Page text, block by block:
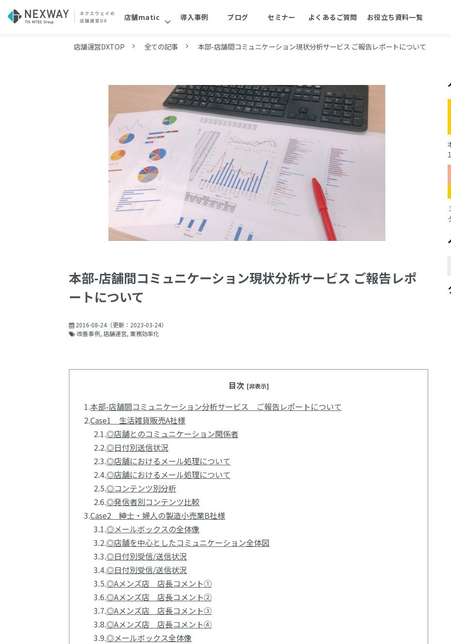
店舗matic 導入事例 ブログ セミナー よくあるご質問 お役立ち資料一覧
店舗運営DXTOP 全ての記事 本部-店舗間コミュニケーション現状分析サービス ご報告レポートについて
本部-店舗間コミュニケーション現状分析サービス ご報告レポ
ートについて
2016-08-24 （更新： 2023-03-24）
改善事例 店舗運営 業務効率化
目次 [非表示]
1.本部-店舗間コミュニケーション分析サービス ご報告レポートについて
2.Case1 生活雑貨販売A社様
2.1.◎店舗とのコミュニケーション関係者
2.2.◎日付別送信状況
2.3.◎店舗におけるメール処理について
2.4.◎店舗におけるメール処理について
2.5.◎コンテンツ別分析
2.6.◎発信者別コンテンツ比較
3.Case2 紳士・婦人の製造小売業B社様
3.1.◎メールボックスの全体像
3.2.◎店舗を中心としたコミュニケーション全体図
3.3.◎日付別受信/送信状況
3.4.◎日付別受信/送信状況
3.5.◎Aメンズ店 店長コメント①
3.6.◎Aメンズ店 店長コメント②
3.7.◎Aメンズ店 店長コメント③
3.8.◎Aメンズ店 店長コメント④
3.9.◎メールボックス全体像